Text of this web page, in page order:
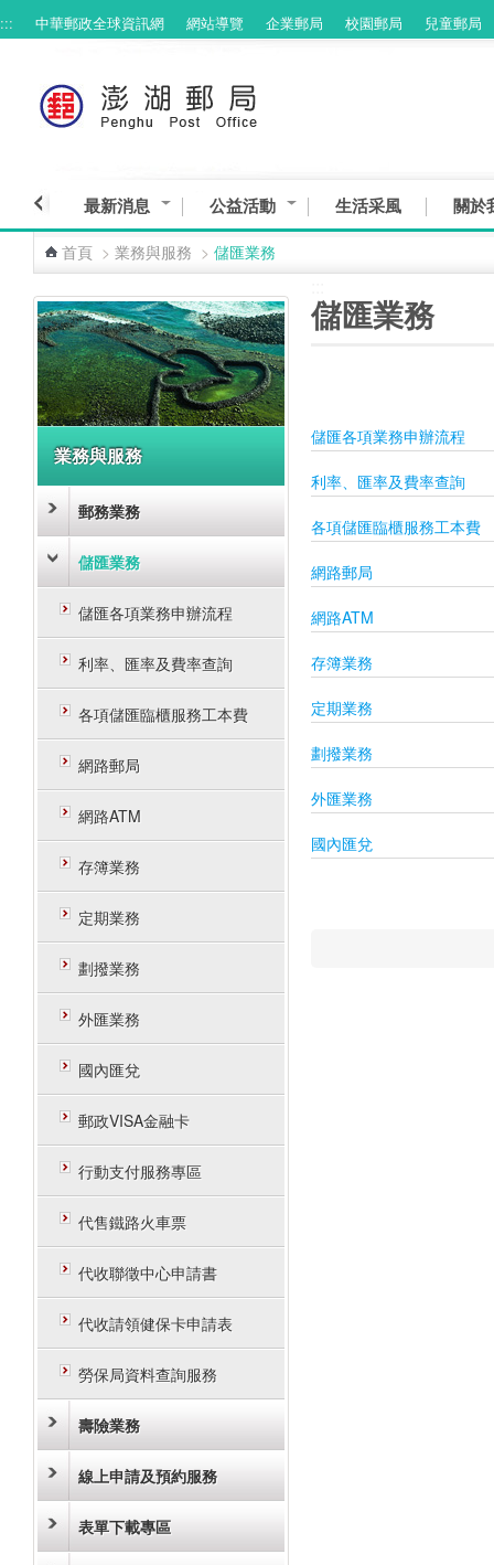
跳到主要內容區塊
::: 中華郵政全球資訊網 網站導覽 企業郵局 校園郵局 兒童郵局
最新消息 公益活動 生活采風 關於
首頁 > 業務與服務 > 儲匯業務
業務與服務
郵務業務
儲匯業務
儲匯各項業務申辦流程
利率、匯率及費率查詢
各項儲匯臨櫃服務工本費
網路郵局
網路ATM
存簿業務
定期業務
劃撥業務
外匯業務
國內匯兌
郵政VISA金融卡
行動支付服務專區
代售鐵路火車票
代收聯徵中心申請書
代收請領健保卡申請表
勞保局資料查詢服務
壽險業務
線上申請及預約服務
表單下載專區
儲匯業務
儲匯各項業務申辦流程
利率、匯率及費率查詢
各項儲匯臨櫃服務工本費
網路郵局
網路ATM
存簿業務
定期業務
劃撥業務
外匯業務
國內匯兌